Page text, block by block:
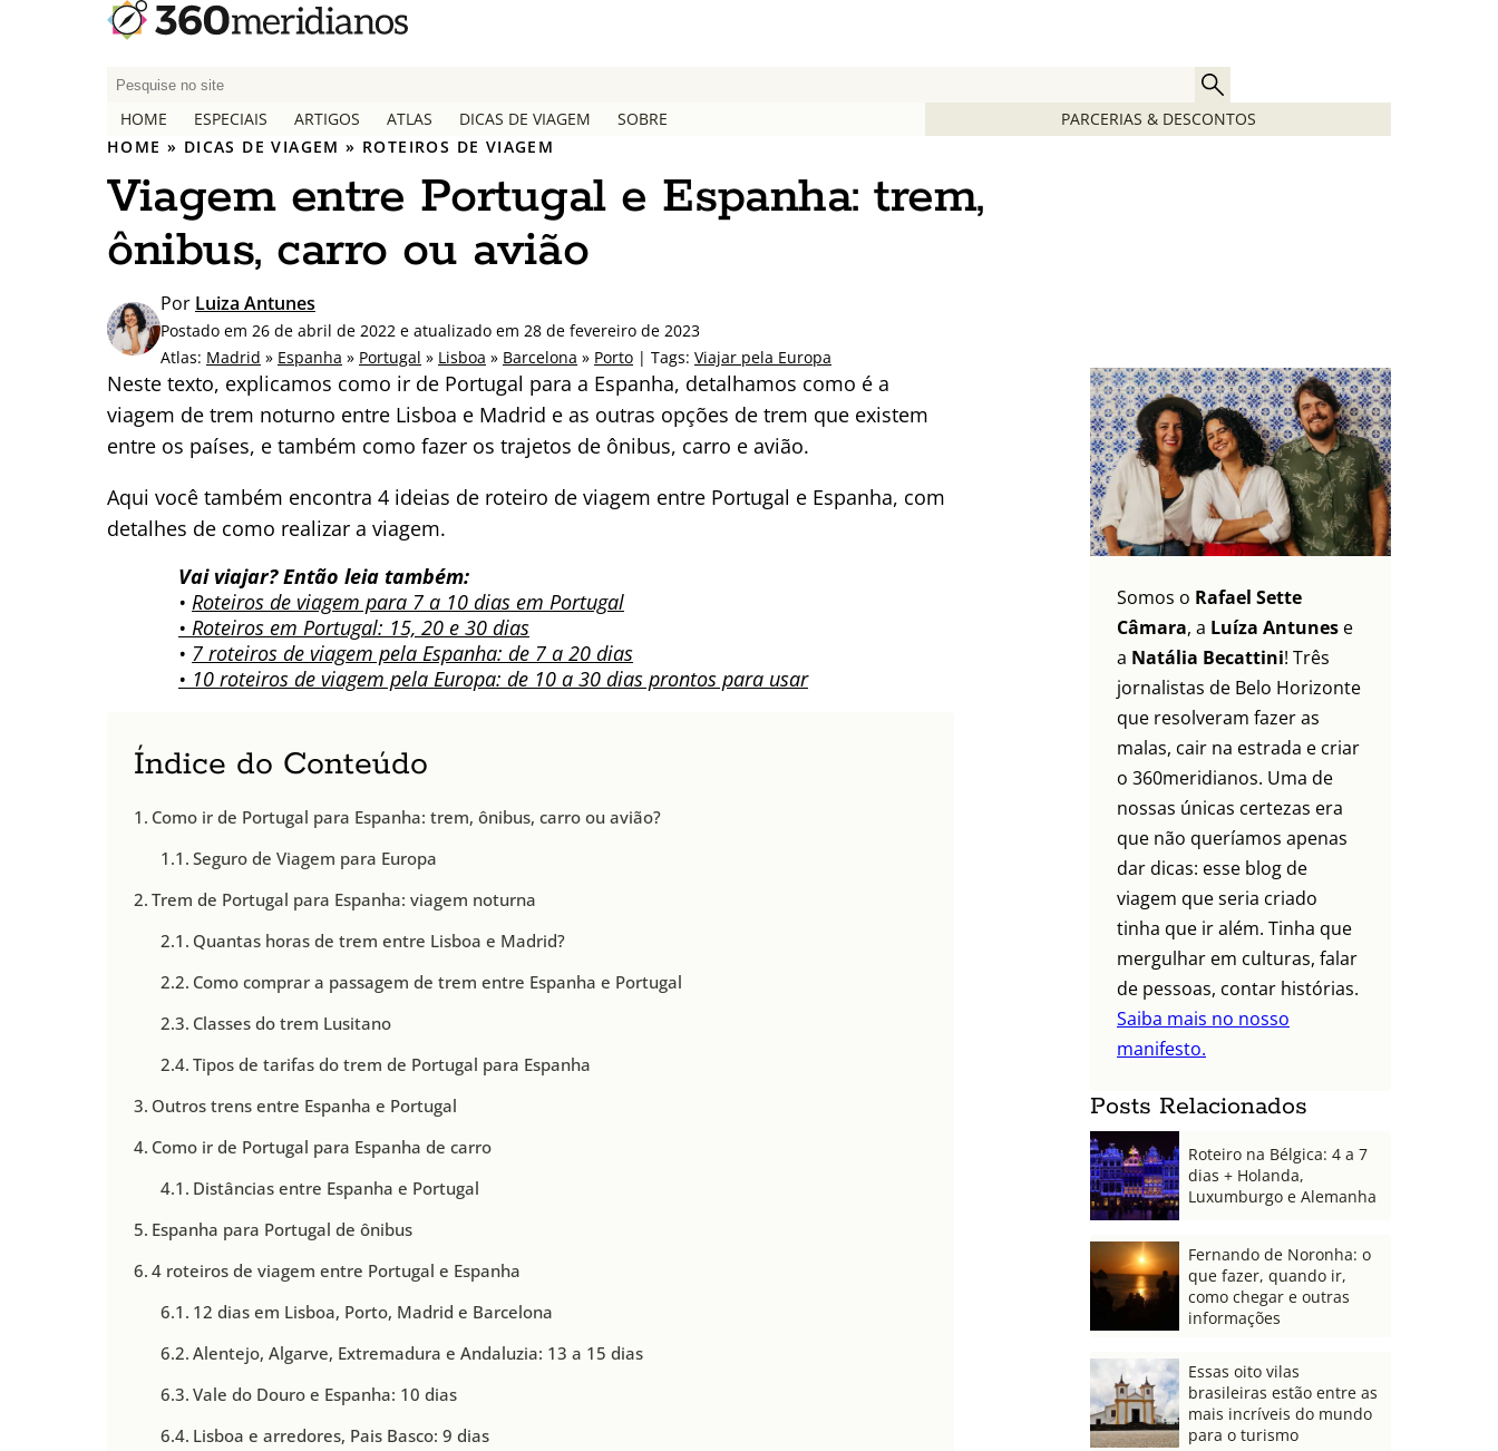
P
q
u
s
a
p
o
r
:
HOME ESPECIAIS ARTIGOS ATLAS DICAS DE VIAGEM SOBRE
PARCERIAS & DESCONTOS
HOME » DICAS DE VIAGEM » ROTEIROS DE VIAGEM
Viagem entre Portugal e Espanha: trem,
ônibus, carro ou avião
Por Luiza Antunes
Postado em 26 de abril de 2022 e atualizado em 28 de fevereiro de 2023
Atlas: Madrid » Espanha » Portugal » Lisboa » Barcelona » Porto | Tags: Viajar pela Europa
Neste texto, explicamos como ir de Portugal para a Espanha, detalhamos como é a
viagem de trem noturno entre Lisboa e Madrid e as outras opções de trem que existem
entre os países, e também como fazer os trajetos de ônibus, carro e avião.
Aqui você também encontra 4 ideias de roteiro de viagem entre Portugal e Espanha, com
detalhes de como realizar a viagem.
Vai viajar? Então leia também:
• Roteiros de viagem para 7 a 10 dias em Portugal
• Roteiros em Portugal: 15, 20 e 30 dias
• 7 roteiros de viagem pela Espanha: de 7 a 20 dias
• 10 roteiros de viagem pela Europa: de 10 a 30 dias prontos para usar
Índice do Conteúdo
Como ir de Portugal para Espanha: trem, ônibus, carro ou avião?
Seguro de Viagem para Europa
Trem de Portugal para Espanha: viagem noturna
Quantas horas de trem entre Lisboa e Madrid?
Como comprar a passagem de trem entre Espanha e Portugal
Classes do trem Lusitano
Tipos de tarifas do trem de Portugal para Espanha
Outros trens entre Espanha e Portugal
Como ir de Portugal para Espanha de carro
Distâncias entre Espanha e Portugal
Espanha para Portugal de ônibus
4 roteiros de viagem entre Portugal e Espanha
12 dias em Lisboa, Porto, Madrid e Barcelona
Alentejo, Algarve, Extremadura e Andaluzia: 13 a 15 dias
Vale do Douro e Espanha: 10 dias
Lisboa e arredores, Pais Basco: 9 dias
Somos o Rafael Sette
Câmara, a Luíza Antunes e
a Natália Becattini! Três
jornalistas de Belo Horizonte
que resolveram fazer as
malas, cair na estrada e criar
o 360meridianos. Uma de
nossas únicas certezas era
que não queríamos apenas
dar dicas: esse blog de
viagem que seria criado
tinha que ir além. Tinha que
mergulhar em culturas, falar
de pessoas, contar histórias.
Saiba mais no nosso
manifesto.
Posts Relacionados
Roteiro na Bélgica: 4 a 7
dias + Holanda,
Luxumburgo e Alemanha
Fernando de Noronha: o
que fazer, quando ir,
como chegar e outras
informações
Essas oito vilas
brasileiras estão entre as
mais incríveis do mundo
para o turismo